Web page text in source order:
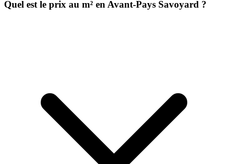
Quel est le prix au m² en Avant-Pays Savoyard ?